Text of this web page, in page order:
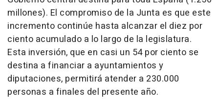
millones). El compromiso de la Junta es que este
incremento continúe hasta alcanzar el diez por
ciento acumulado a lo largo de la legislatura.
Esta inversión, que en casi un 54 por ciento se
destina a financiar a ayuntamientos y
diputaciones, permitirá atender a 230.000
personas a finales del presente año.